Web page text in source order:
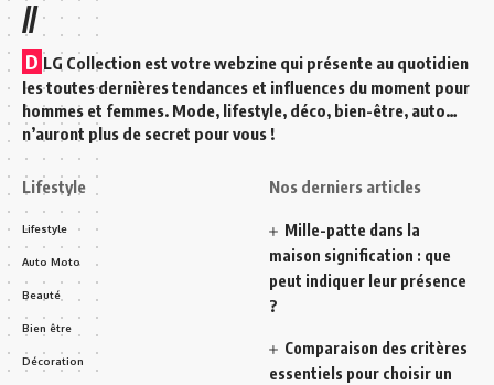
//
D LG Collection est votre webzine qui présente au quotidien
les toutes dernières tendances et influences du moment pour
hommes et femmes. Mode, lifestyle, déco, bien-être, auto…
n’auront plus de secret pour vous !
Lifestyle
Lifestyle
Auto Moto
Beauté
Bien être
Décoration
Nos derniers articles
Mille-patte dans la
maison signification : que
peut indiquer leur présence
?
Comparaison des critères
essentiels pour choisir un